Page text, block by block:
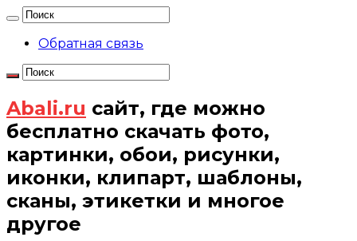
Обратная связь
Abali.ru сайт, где можно
бесплатно скачать фото,
картинки, обои, рисунки,
иконки, клипарт, шаблоны,
сканы, этикетки и многое
другое